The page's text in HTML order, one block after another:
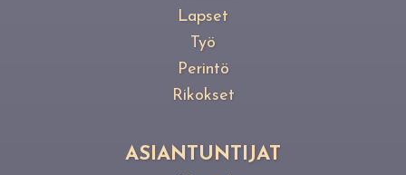
Lapset
Työ
Perintö
Rikokset
ASIANTUNTIJAT